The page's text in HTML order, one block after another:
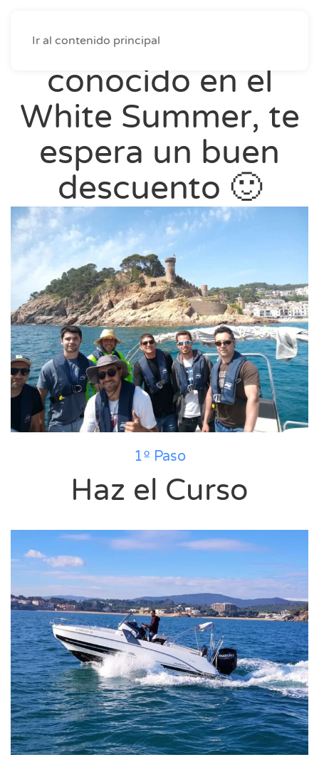
Ir al contenido principal
Si nos has
conocido en el
White Summer, te
espera un buen
descuento 🙂
1º Paso
Haz el Curso